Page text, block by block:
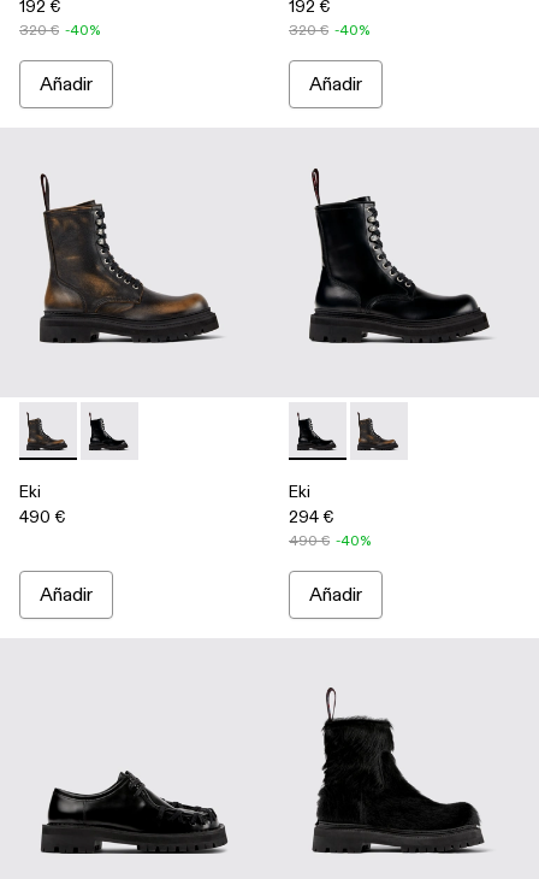
192 €
320 € -40%
Añadir
192 €
320 € -40%
Añadir
Eki - A700016-001 - Botas tricolor de piel cepillada
Eki - A700016-002 - Botas negras de piel
Eki
490 €
Añadir
Eki - A700016-002 - Botas
Eki - A700016-001 -
Eki
294 €
490 € -40%
Añadir